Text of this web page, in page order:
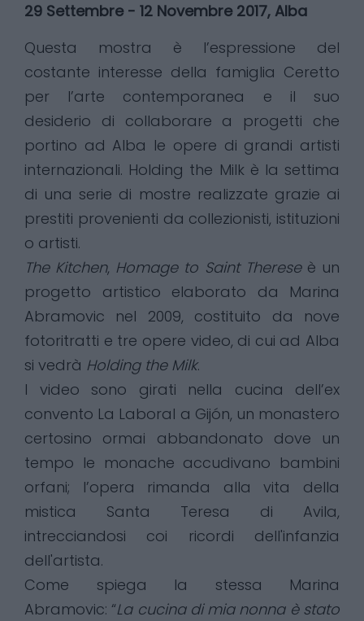
29 Settembre - 12 Novembre 2017, Alba
Questa mostra è l’espressione del
costante interesse della famiglia Ceretto
per l’arte contemporanea e il suo
desiderio di collaborare a progetti che
portino ad Alba le opere di grandi artisti
internazionali. Holding the Milk è la settima
di una serie di mostre realizzate grazie ai
prestiti provenienti da collezionisti, istituzioni
o artisti.
The Kitchen, Homage to Saint Thereseè un
progetto artistico elaborato da Marina
Abramovic nel 2009, costituito da nove
fotoritratti e tre opere video, di cui ad Alba
si vedrà Holding the Milk.
I video sono girati nella cucina dell’ex
convento La Laboral a Gijón, un monastero
certosino ormai abbandonato dove un
tempo le monache accudivano bambini
orfani; l’opera rimanda alla vita della
mistica Santa Teresa di Avila,
intrecciandosi coi ricordi dell'infanzia
dell'artista.
Come spiega la stessa Marina
Abramovic: “La cucina di mia nonna è stato